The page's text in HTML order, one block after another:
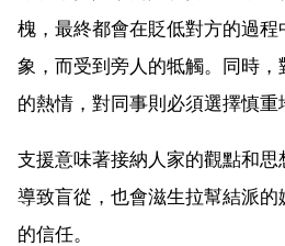
槐，最終都會在貶低對方的過
象，而受到旁人的牴觸。同時
的熱情，對同事則必須選擇慎重
支援意味著接納人家的觀點和
導致盲從，也會滋生拉幫結派
的信任。